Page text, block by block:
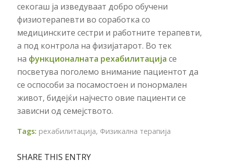
секогаш ја изведуваат добро обучени
физиотерапевти во соработка со
медицинските сестри и работните терапевти,
а под контрола на физијатарот. Во тек
на функционалната рехабилитација се
посветува поголемо внимание пациентот да
се оспособи за посамостоен и понормален
живот, бидејќи најчесто овие пациенти се
зависни од семејството.
Tags: рехабилитација, Физикална терапија
SHARE THIS ENTRY